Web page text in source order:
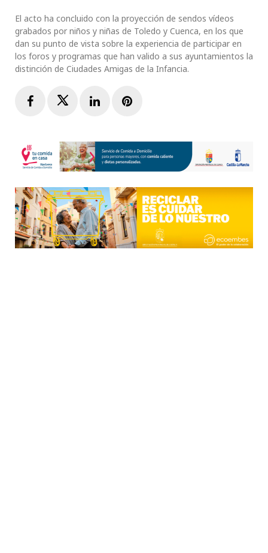
El acto ha concluido con la proyección de sendos vídeos
grabados por niños y niñas de Toledo y Cuenca, en los que
dan su punto de vista sobre la experiencia de participar en
los foros y programas que han valido a sus ayuntamientos la
distinción de Ciudades Amigas de la Infancia.
FacebookTwitterLinkedInPinterest